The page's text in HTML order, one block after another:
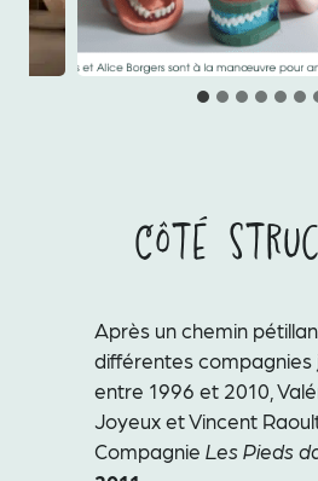
Côté
Après un chemin
différentes compagnies
entre 1996 et 2010,
Joyeux et Vincent
CompagnieLes Pieds